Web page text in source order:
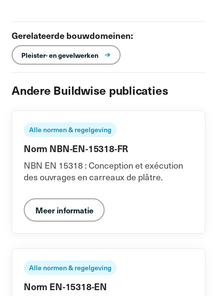
Gerelateerde bouwdomeinen:
Pleister- en gevelwerken
Andere Buildwise publicaties
Alle normen & regelgeving
Norm NBN-EN-15318-FR
NBN EN 15318 : Conception et exécution
des ouvrages en carreaux de plâtre.
Meer informatie
Alle normen & regelgeving
Norm EN-15318-EN